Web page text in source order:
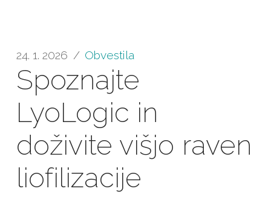
24. 1. 2026 Obvestila
Spoznajte
LyoLogic in
doživite višjo raven
liofilizacije